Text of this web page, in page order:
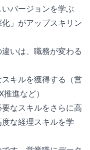
バージョンを学ぶ
」がアップスキリン
いは、職務が変わる
キルを獲得する（営
進など）
なスキルをさらに高
な経理スキルを学